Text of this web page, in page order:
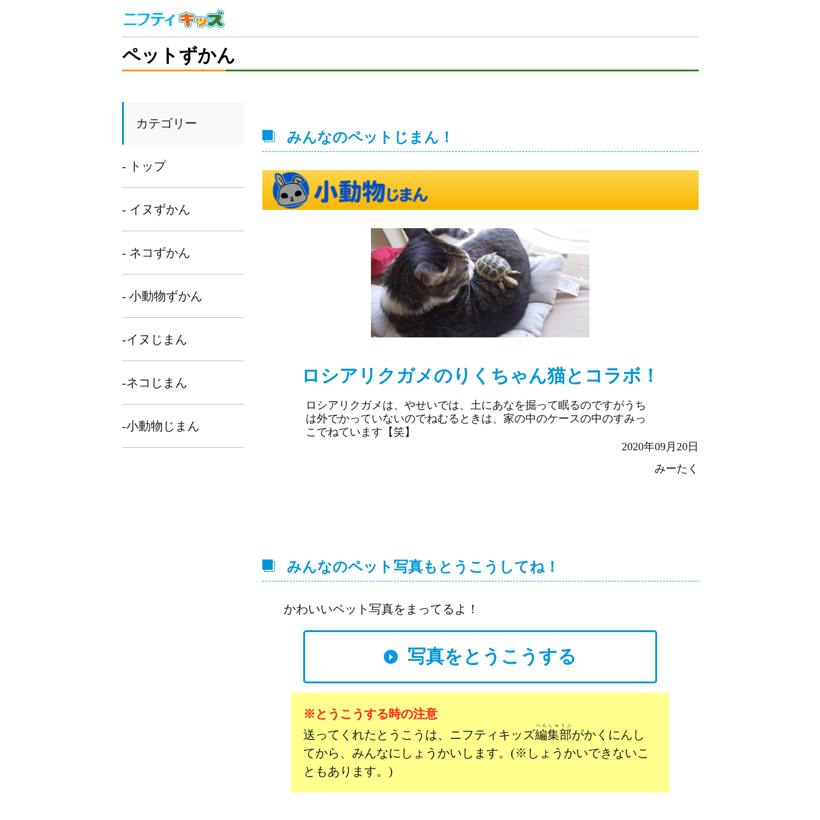
ペットずかん
カテゴリー
- トップ
- イヌずかん
- ネコずかん
- 小動物ずかん
-イヌじまん
-ネコじまん
-小動物じまん
みんなのペットじまん！
ロシアリクガメのりくちゃん猫とコラボ！
ロシアリクガメは、やせいでは、土にあなを掘って眠るのですがうち
は外でかっていないのでねむるときは、家の中のケースの中のすみっ
こでねています【笑】
2020年09月20日
みーたく
みんなのペット写真もとうこうしてね！
かわいいペット写真をまってるよ！
写真をとうこうする
※とうこうする時の注意
送ってくれたとうこうは、ニフティキッズ編集部
へんしゅうぶ
がかくにんし
てから、みんなにしょうかいします。(※しょうかいできないこ
ともあります。)